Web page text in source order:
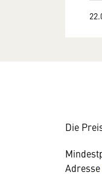
Die
Adresse